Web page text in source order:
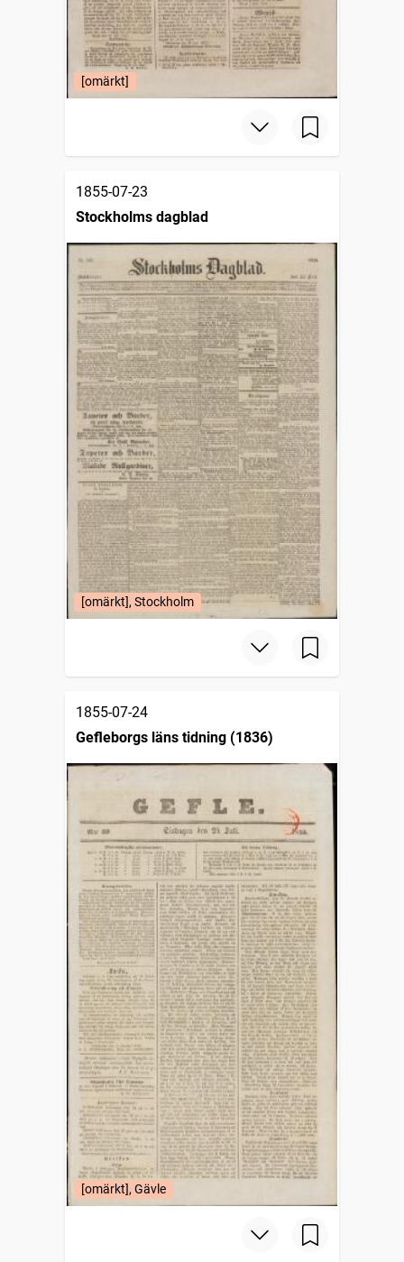
[omärkt]
1855-07-23
Stockholms dagblad
[omärkt], Stockholm
1855-07-24
Gefleborgs läns tidning (1836)
[omärkt], Gävle